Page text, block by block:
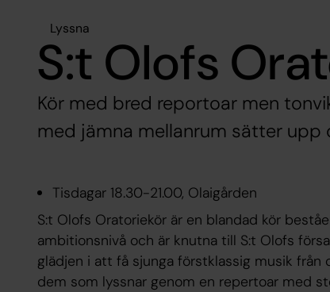
Lyssna
S:t Olofs
Kör med bred reportoar men
med jämna mellanrum sätter upp
Tisdagar 18.30-21.00, Olaigården
S:t Olofs Oratoriekör är en blandad kör
ambitionsnivå och är knutna till S:t Olofs
glädjen i att få sjunga förstklassig musik från
dem som lyssnar genom en repertoar med